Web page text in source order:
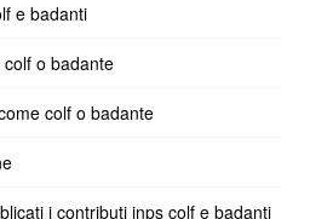
e badanti
o badante
colf o badante
i contributi inps colf e badanti